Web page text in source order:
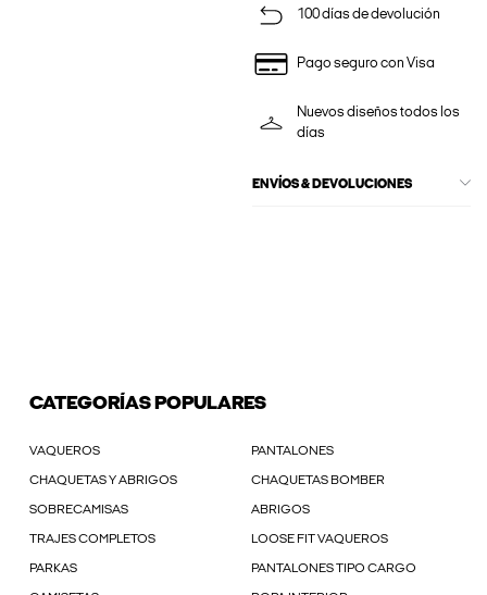
100 días de devolución
Pago seguro con Visa
Nuevos diseños todos los
días
ENVÍOS & DEVOLUCIONES
CATEGORÍAS POPULARES
VAQUEROS PANTALONES
CHAQUETAS Y ABRIGOS CHAQUETAS BOMBER
SOBRECAMISAS ABRIGOS
TRAJES COMPLETOS LOOSE FIT VAQUEROS
PARKAS PANTALONES TIPO CARGO